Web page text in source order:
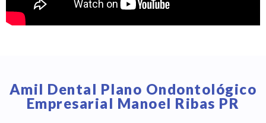
Amil Dental Plano Ondontológico
Empresarial Manoel Ribas PR